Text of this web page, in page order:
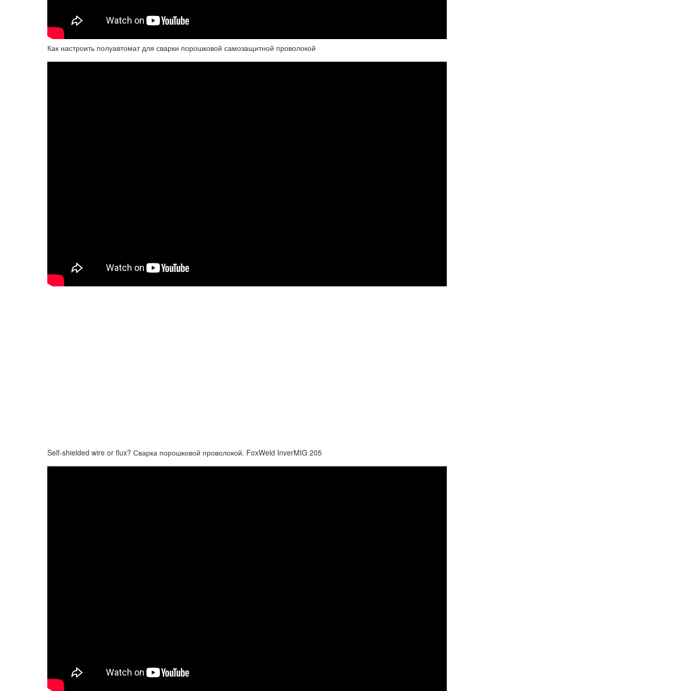
Как настроить полуавтомат для сварки порошковой самозащитной проволокой
Self-shielded wire or flux? Сварка порошковой проволокой. FoxWeld InverMIG 205